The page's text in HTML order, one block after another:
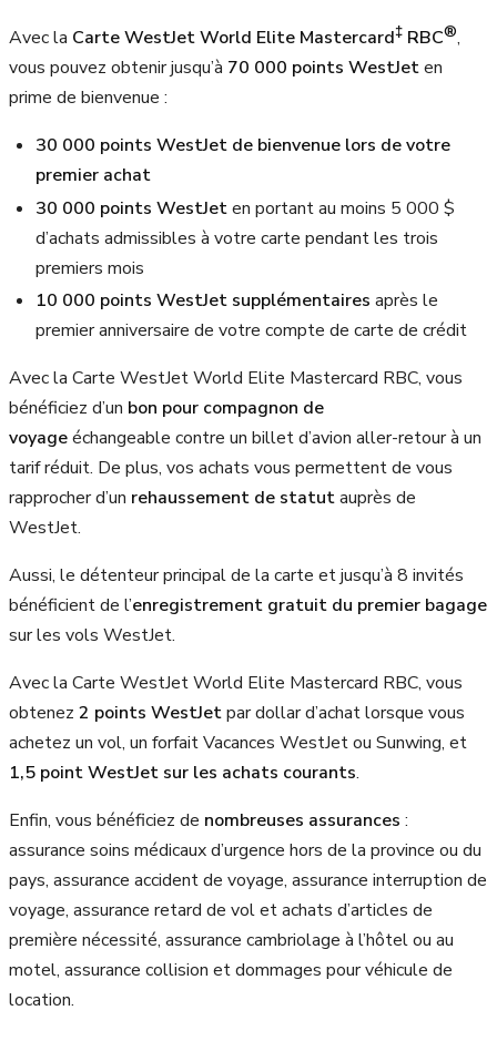
Avec la Carte WestJet World Elite Mastercard‡ RBC®,
vous pouvez obtenir jusqu’à 70 000 points WestJeten
prime de bienvenue :
30 000 points WestJet de bienvenue lors de votre
premier achat
30 000 points WestJeten portant au moins 5 000 $
d’achats admissibles à votre carte pendant les trois
premiers mois
10 000 points WestJet supplémentaires après le
premier anniversaire de votre compte de carte de crédit
Avec la Carte WestJet World Elite Mastercard RBC, vous
bénéficiez d’un bon pour compagnon de
voyageéchangeable contre un billet d’avion aller-retour à un
tarif réduit. De plus, vos achats vous permettent de vous
rapprocher d’un rehaussement de statutauprès de
WestJet.
Aussi, le détenteur principal de la carte et jusqu’à 8 invités
bénéficient de l’enregistrement gratuit du premier bagage
sur les vols WestJet.
Avec la Carte WestJet World Elite Mastercard RBC, vous
obtenez 2 points WestJetpar dollar d’achat lorsque vous
achetez un vol, un forfait Vacances WestJet ou Sunwing, et
1,5 point WestJet sur les achats courants.
Enfin, vous bénéficiez de nombreuses assurances :
assurance soins médicaux d’urgence hors de la province ou du
pays, assurance accident de voyage, assurance interruption de
voyage, assurance retard de vol et achats d’articles de
première nécessité, assurance cambriolage à l’hôtel ou au
motel, assurance collision et dommages pour véhicule de
location.